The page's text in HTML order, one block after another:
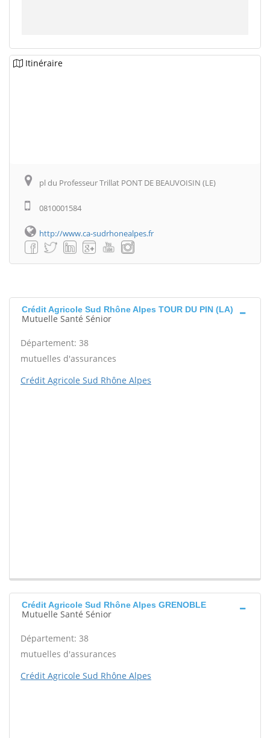
Itinéraire
pl du Professeur Trillat PONT DE BEAUVOISIN (LE)
0810001584
http://www.ca-sudrhonealpes.fr
Crédit Agricole Sud Rhône Alpes TOUR DU PIN (LA)
Mutuelle Santé Sénior
Département: 38
mutuelles d'assurances
Crédit Agricole Sud Rhône Alpes
Crédit Agricole Sud Rhône Alpes GRENOBLE
Mutuelle Santé Sénior
Département: 38
mutuelles d'assurances
Crédit Agricole Sud Rhône Alpes